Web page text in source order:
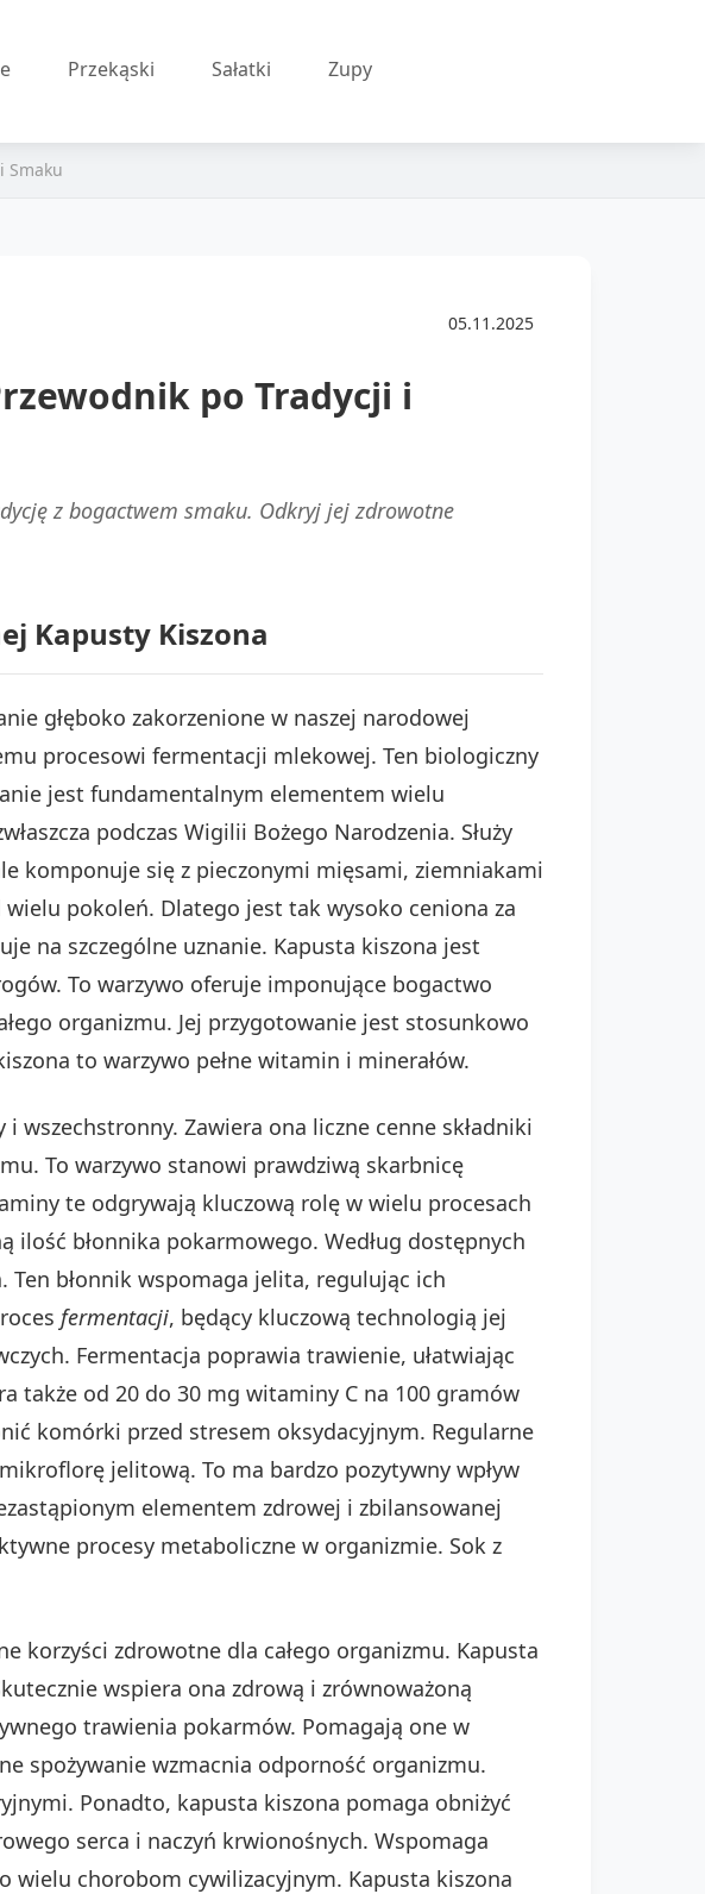
Przekąski Sałatki Zupy
Smaku
05.11.2025
po Tradycji i
z bogactwem smaku. Odkryj jej zdrowotne
Kapusty Kiszona
głęboko zakorzenione w naszej narodowej
procesowi fermentacji mlekowej. Ten biologiczny
jest fundamentalnym elementem wielu
podczas Wigilii Bożego Narodzenia. Służy
komponuje się z pieczonymi mięsami, ziemniakami
wielu pokoleń. Dlatego jest tak wysoko ceniona za
na szczególne uznanie. Kapusta kiszona jest
To warzywo oferuje imponujące bogactwo
organizmu. Jej przygotowanie jest stosunkowo
to warzywo pełne witamin i minerałów.
wszechstronny. Zawiera ona liczne cenne składniki
To warzywo stanowi prawdziwą skarbnicę
te odgrywają kluczową rolę w wielu procesach
błonnika pokarmowego. Według dostępnych
Ten błonnik wspomaga jelita, regulując ich
fermentacji, będący kluczową technologią jej
Fermentacja poprawia trawienie, ułatwiając
także od 20 do 30 mg witaminy C na 100 gramów
komórki przed stresem oksydacyjnym. Regularne
jelitową. To ma bardzo pozytywny wpływ
elementem zdrowej i zbilansowanej
procesy metaboliczne w organizmie. Sok z
korzyści zdrowotne dla całego organizmu. Kapusta
wspiera ona zdrową i zrównoważoną
trawienia pokarmów. Pomagają one w
spożywanie wzmacnia odporność organizmu.
Ponadto, kapusta kiszona pomaga obniżyć
serca i naczyń krwionośnych. Wspomaga
wielu chorobom cywilizacyjnym. Kapusta kiszona